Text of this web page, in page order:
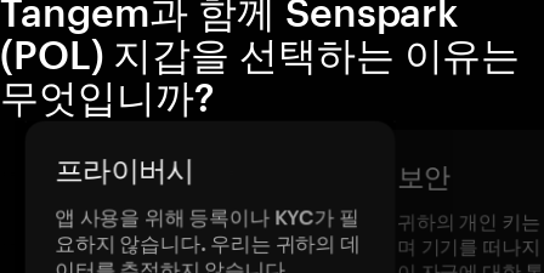
Tangem과 함께 Senspark
(POL) 지갑을 선택하는 이유는
무엇입니까?
프라이버시
앱 사용을 위해 등록이나 KYC가 필
요하지 않습니다. 우리는 귀하의 데
보안
귀하의 개인 키
며 기기를 떠나